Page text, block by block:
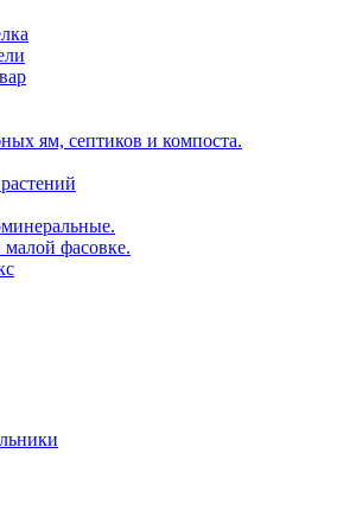
ям, септиков и компоста.
фасовке.